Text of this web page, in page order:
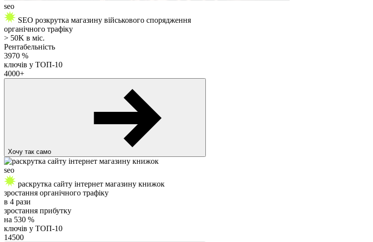
seo
SЕО розкрутка магазину військового спорядження
органічного трафіку
> 50K в міс.
Рентабельність
3970 %
ключів у ТОП-10
4000+
Хочу так само
seo
раскрутка сайту інтернет магазину книжок
зростання органічного трафіку
в 4 рази
зростання прибутку
на 530 %
ключів у ТОП-10
14500